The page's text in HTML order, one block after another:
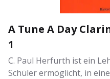
A Tune A Day
1
C. Paul Herfurth ist ein
Schüler ermöglicht, in